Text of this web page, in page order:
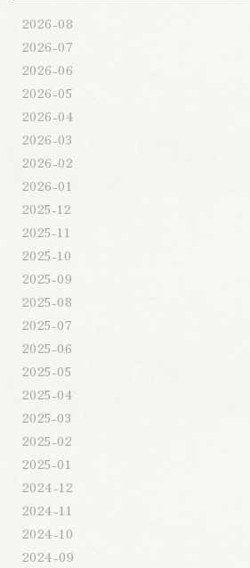
2026-08
2026-07
2026-06
2026-05
2026-04
2026-03
2026-02
2026-01
2025-12
2025-11
2025-10
2025-09
2025-08
2025-07
2025-06
2025-05
2025-04
2025-03
2025-02
2025-01
2024-12
2024-11
2024-10
2024-09